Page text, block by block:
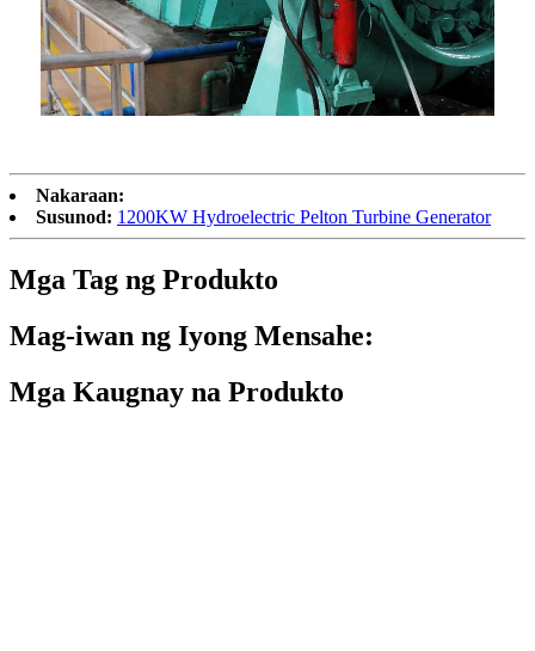
Nakaraan:
Susunod: 1200KW Hydroelectric Pelton Turbine Generator
Mga Tag ng Produkto
Mag-iwan ng Iyong Mensahe:
Mga Kaugnay na Produkto